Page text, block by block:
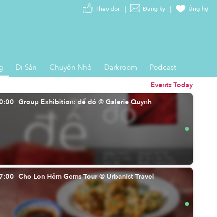
Đăng ký Ủng hộ
Di Sản Chuyện Nhỏ Darkroom Podcast
Events Today
Group Exhibition: để đó @ Galerie Quynh
Cho Lon Hẻm Gems Tour @ Urbanist Travel